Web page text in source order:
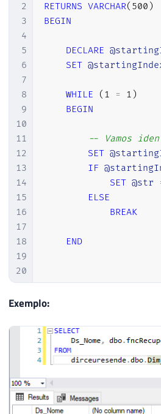
2
3
4
5
6
7
8
9
10
11
12
13
14
15
16
17
18
19
20
21
22
24
RETURNS VARCHAR( 500 )
BEGIN
DECLARE
SET
WHILE ( 1 = 1 )
BEGIN
-- Vamos
SET
IF
SET @str
ELSE
BREAK
END
RETURN @str
END
Exemplo: